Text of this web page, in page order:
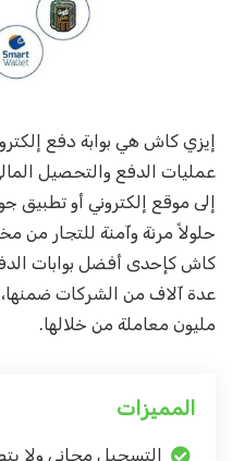
إيزي كاش هي بوابة دفع
عمليات الدفع والتحصيل
حلولاً مرنة وآمنة للتجار من
كاش كإحدى أفضل بوابات
مليون معاملة من خلالها.
المميزات
التسجيل مجاني ولا